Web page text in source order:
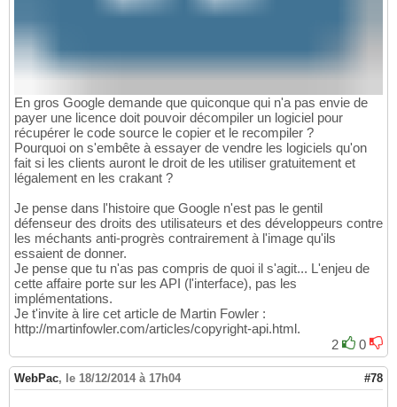
En gros Google demande que quiconque qui n'a pas envie de
payer une licence doit pouvoir décompiler un logiciel pour
récupérer le code source le copier et le recompiler ?
Pourquoi on s'embête à essayer de vendre les logiciels qu'on
fait si les clients auront le droit de les utiliser gratuitement et
légalement en les crakant ?
Je pense dans l'histoire que Google n'est pas le gentil
défenseur des droits des utilisateurs et des développeurs contre
les méchants anti-progrès contrairement à l'image qu'ils
essaient de donner.
Je pense que tu n'as pas compris de quoi il s'agit... L'enjeu de
cette affaire porte sur les API (l'interface), pas les
implémentations.
Je t'invite à lire cet article de Martin Fowler :
http://martinfowler.com/articles/copyright-api.html.
2
0
WebPac, le 18/12/2014 à 17h04 #78